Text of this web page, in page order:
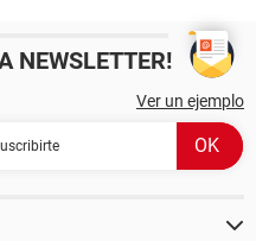
NEWSLETTER!
Ver un ejemplo